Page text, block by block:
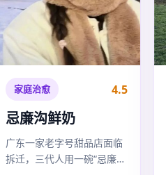
家庭治愈 4.5
忌廉沟鲜奶
广东一家老字号甜品店面临
拆迁，三代人用一碗“忌廉沟